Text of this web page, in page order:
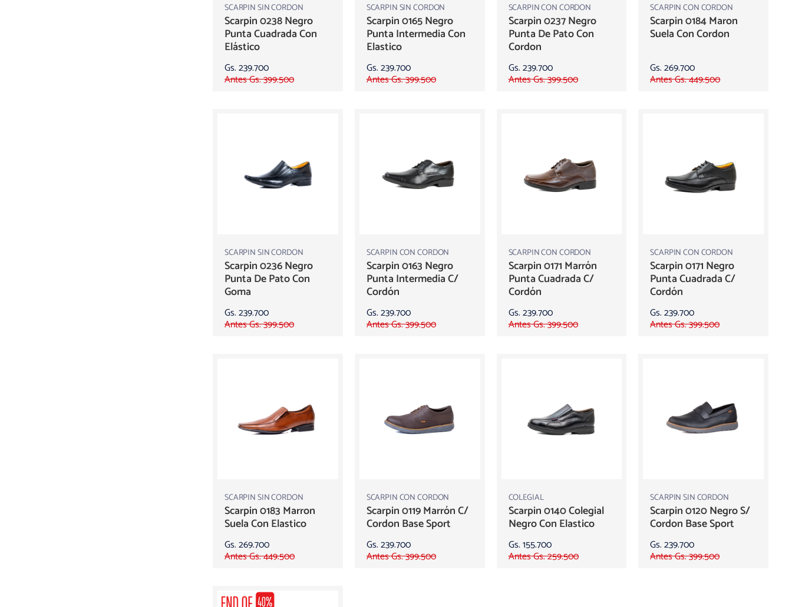
SCARPIN SIN CORDON
Scarpin 0238 Negro
Punta Cuadrada Con
Elástico
Gs. 239.700
Antes Gs. 399.500
SCARPIN SIN CORDON
Scarpin 0165 Negro
Punta Intermedia Con
Elastico
Gs. 239.700
Antes Gs. 399.500
SCARPIN CON CORDON
Scarpin 0237 Negro
Punta De Pato Con
Cordon
Gs. 239.700
Antes Gs. 399.500
SCARPIN CON CORDON
Scarpin 0184 Maron
Suela Con Cordon
Gs. 269.700
Antes Gs. 449.500
SCARPIN SIN CORDON
Scarpin 0236 Negro
Punta De Pato Con
Goma
Gs. 239.700
Antes Gs. 399.500
SCARPIN CON CORDON
Scarpin 0163 Negro
Punta Intermedia C/
Cordón
Gs. 239.700
Antes Gs. 399.500
SCARPIN CON CORDON
Scarpin 0171 Marrón
Punta Cuadrada C/
Cordón
Gs. 239.700
Antes Gs. 399.500
SCARPIN CON CORDON
Scarpin 0171 Negro
Punta Cuadrada C/
Cordón
Gs. 239.700
Antes Gs. 399.500
SCARPIN SIN CORDON
Scarpin 0183 Marron
Suela Con Elastico
Gs. 269.700
Antes Gs. 449.500
SCARPIN CON CORDON
Scarpin 0119 Marrón C/
Cordon Base Sport
Gs. 239.700
Antes Gs. 399.500
COLEGIAL
Scarpin 0140 Colegial
Negro Con Elastico
Gs. 155.700
Antes Gs. 259.500
SCARPIN SIN CORDON
Scarpin 0120 Negro S/
Cordon Base Sport
Gs. 239.700
Antes Gs. 399.500